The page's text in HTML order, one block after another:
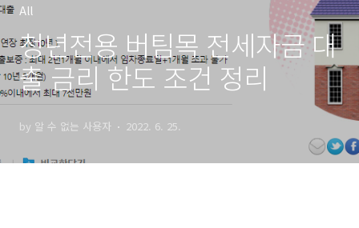
All
청년전용 버팀목 전세자금 대
출 금리 한도 조건 정리
by 알 수 없는 사용자 2022. 6. 25.